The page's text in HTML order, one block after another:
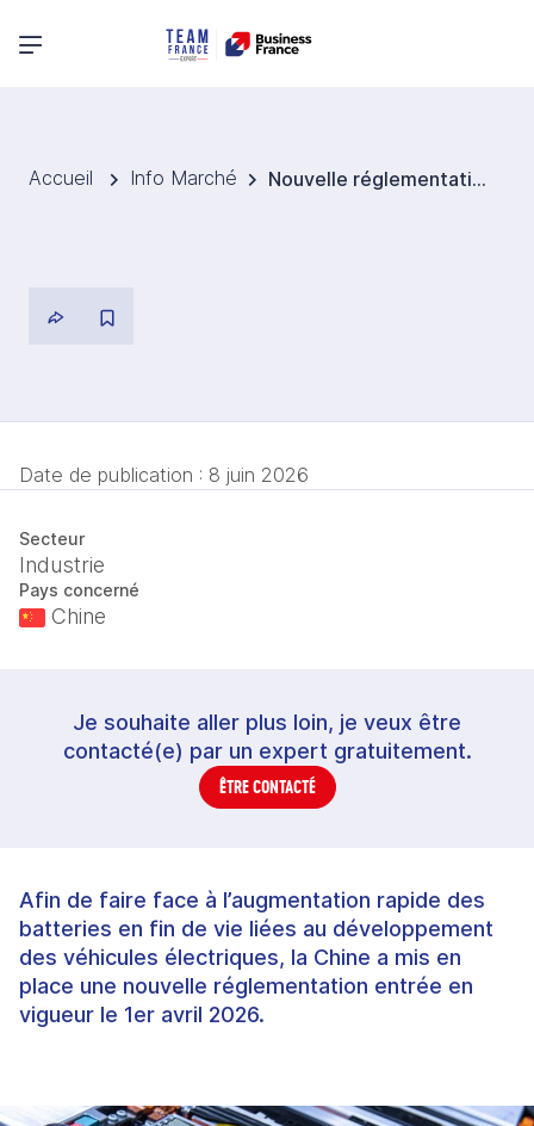
Menu principal
Accueil Info Marché Nouvelle réglementation chinoise sur le recyclage des batteries (entrée en vigueur avril 2026)
Date de publication : 8 juin 2026
Secteur
Industrie
Pays concerné
Chine
Je souhaite aller plus loin, je veux être
contacté(e) par un expert gratuitement.
ÊTRE CONTACTÉ
Afin de faire face à l’augmentation rapide des
batteries en fin de vie liées au développement
des véhicules électriques, la Chine a mis en
place une nouvelle réglementation entrée en
vigueur le 1er avril 2026.